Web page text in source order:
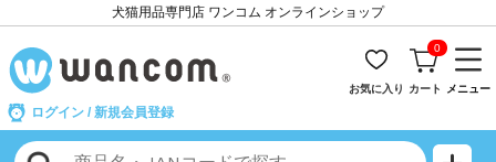
犬猫用品専門店 ワンコム オンラインショップ
ログイン / 新規会員登録
お気に入り
0
カート メニュー